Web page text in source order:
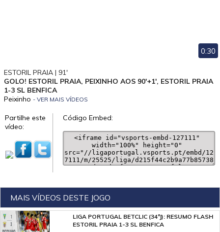
0:30
ESTORIL PRAIA | 91'
GOLO! ESTORIL PRAIA, PEIXINHO AOS 90'+1', ESTORIL PRAIA
1-3 SL BENFICA
Peixinho - VER MAIS VÍDEOS
Partilhe este
vídeo:
Código Embed:
MAIS VÍDEOS DESTE JOGO
LIGA PORTUGAL BETCLIC (34ªJ): RESUMO FLASH
ESTORIL PRAIA 1-3 SL BENFICA